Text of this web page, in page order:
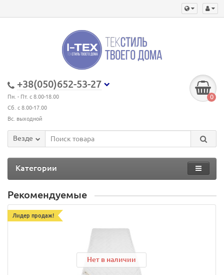
+38(050)652-53-27
Пн. - Пт. с 8.00-18.00
Сб. с 8.00-17.00
Вс. выходной
0
Везде
Категории
Рекомендуемые
Лидер продаж!
Нет в наличии